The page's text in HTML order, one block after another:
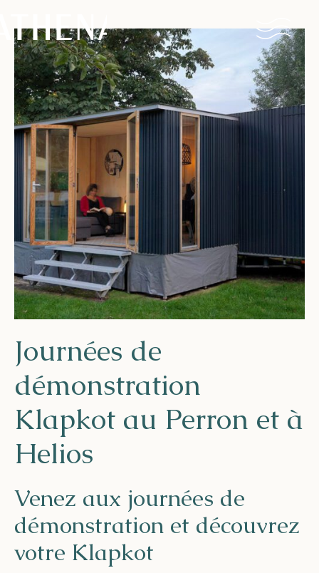
Naturisme
Communauté
Calendrier
Parcs
Ossendrecht
Le Perron
Helios
FR NL EN
Apple App Store
Journées de
démonstration
Klapkot au Perron et à
Helios
Venez aux journées de
démonstration et découvrez
votre Klapkot